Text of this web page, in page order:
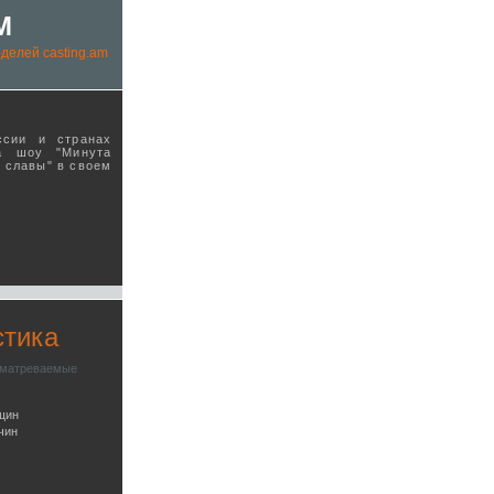
casting.am
и странах
шоу "Минута
славы" в своeм